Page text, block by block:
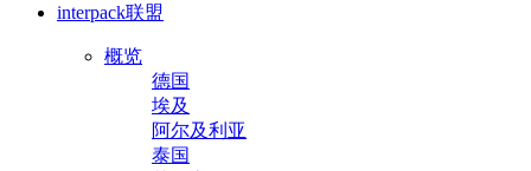
interpack联盟
概览
德国
埃及
阿尔及利亚
泰国